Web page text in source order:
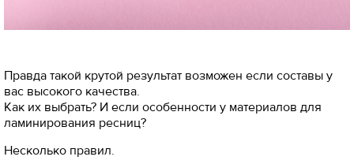
Правда такой крутой результат возможен если составы у
вас высокого качества.
Как их выбрать? И если особенности у материалов для
ламинирования ресниц?
Несколько правил.